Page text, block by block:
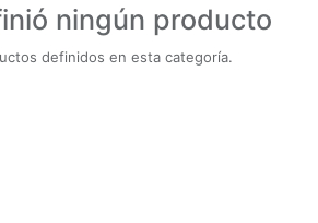
ningún producto
definidos en esta categoría.